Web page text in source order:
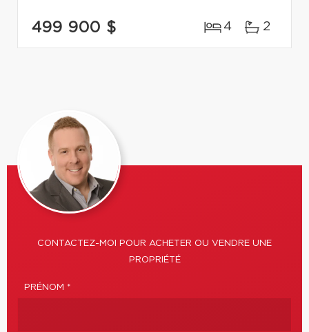
499 900 $ 4 2
CONTACTEZ-MOI POUR ACHETER OU VENDRE UNE
PROPRIÉTÉ
PRÉNOM *